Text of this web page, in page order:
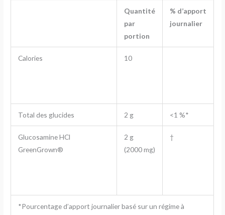
Quantité
par
portion
% d’apport
journalier
Calories 10
Total des glucides 2 g <1 %*
Glucosamine HCl
GreenGrown®
2 g
(2000 mg)
†
*Pourcentage d’apport journalier basé sur un régime à